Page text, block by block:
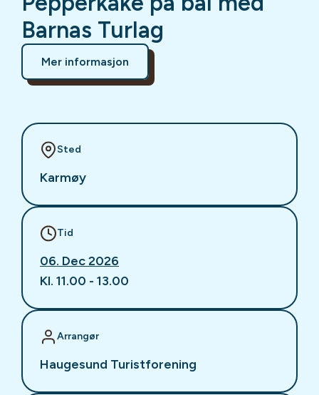
Barnas Turlag
Mer informasjon
Sted
Karmøy
Tid
06. Dec 2026
Kl. 11.00 - 13.00
Arrangør
Haugesund Turistforening